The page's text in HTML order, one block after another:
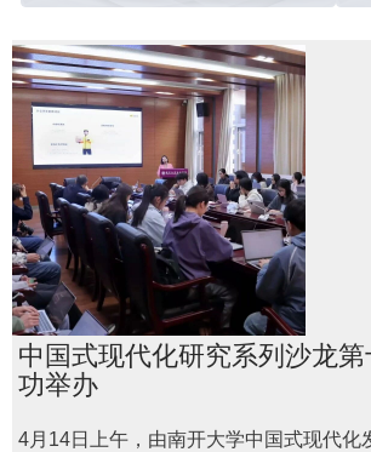
中国式现代化研究系列沙龙
功举办
4月14日上午，由南开大学中国式现代化